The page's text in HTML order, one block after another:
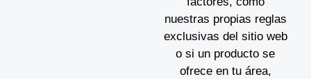
nuestras propias reglas
exclusivas del sitio web
o si un producto se
ofrece en tu área,